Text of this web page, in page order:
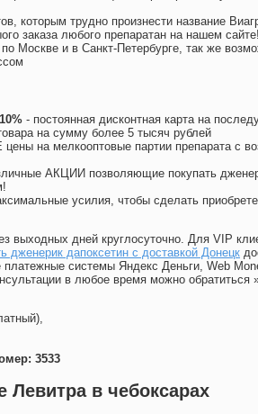
которым трудно произнести название
заказа любого препаратан на нашем сайте!
Москве и в Санкт-Петербурге, так же
- постоянная дисконтная карта на
на сумму более 5 тысяч рублей
на мелкооптовые партии препарата с
АКЦИИ позволяющие покупать
усилия, чтобы сделать
выходных дней круглосуточно. Для VIP
дженерик дапоксетин с доставкой Донецк
системы Яндекс Деньги, Web
в любое время можно обратиться
3533
Левитра в чебоксарах